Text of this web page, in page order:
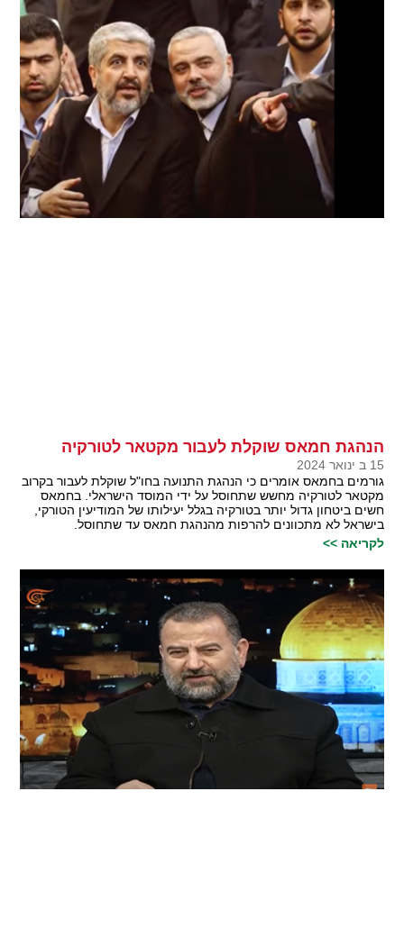
הנהגת חמאס שוקלת לעבור מקטאר לטורקיה
15 ב ינואר 2024
גורמים בחמאס אומרים כי הנהגת התנועה בחו"ל שוקלת לעבור בקרוב
מקטאר לטורקיה מחשש שתחוסל על ידי המוסד הישראלי. בחמאס
חשים ביטחון גדול יותר בטורקיה בגלל יעילותו של המודיעין הטורקי,
בישראל לא מתכוונים להרפות מהנהגת חמאס עד שתחוסל.
לקריאה >>